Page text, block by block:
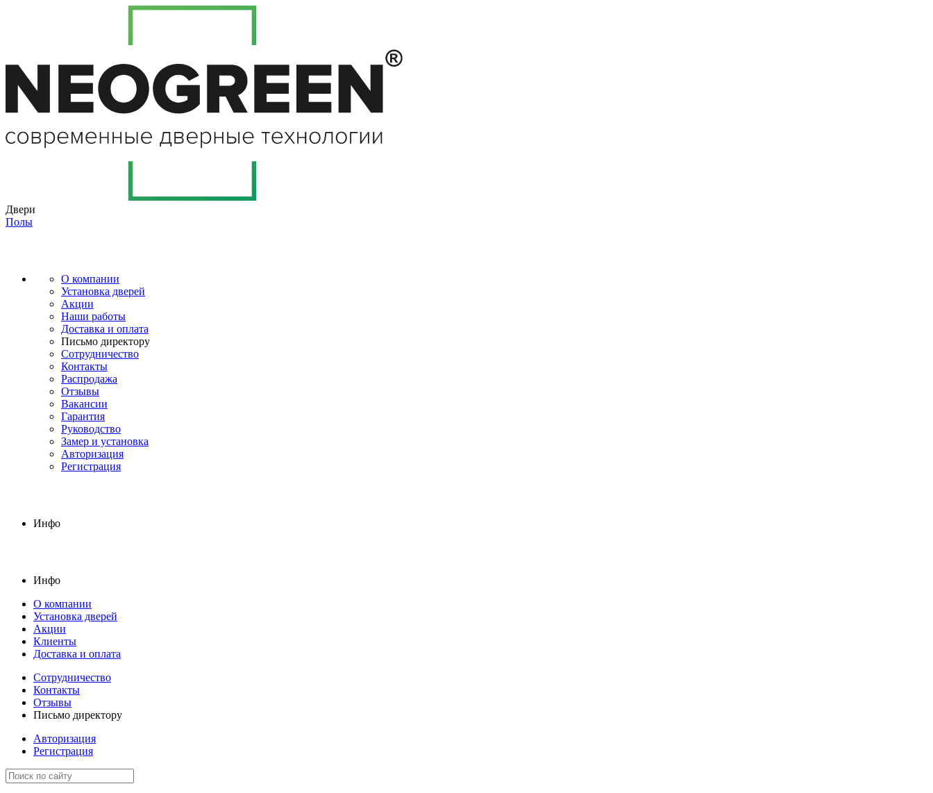
Двери
Полы
О компании
Установка дверей
Акции
Наши работы
Доставка и оплата
Письмо директору
Сотрудничество
Контакты
Распродажа
Отзывы
Вакансии
Гарантия
Руководство
Замер и установка
Авторизация
Регистрация
Инфо
Инфо
О компании
Установка дверей
Акции
Клиенты
Доставка и оплата
Сотрудничество
Контакты
Отзывы
Письмо директору
Авторизация
Регистрация